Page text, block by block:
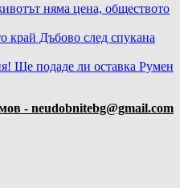
няма цена, обществото
край Дъбово след спукана
Ще подаде ли оставка Румен
- neudobnitebg@gmail.com